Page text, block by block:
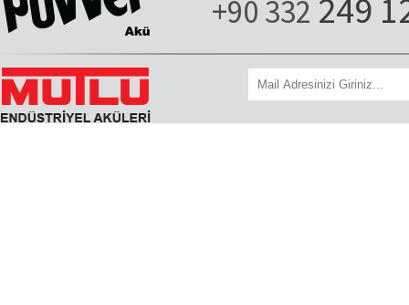
+90 332 249